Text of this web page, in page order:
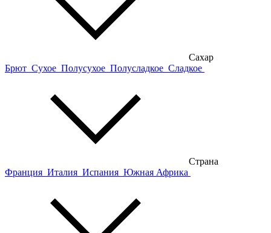
Сахар
Брют Сухое Полусухое Полусладкое Сладкое
Страна
Франция Италия Испания Южная Африка